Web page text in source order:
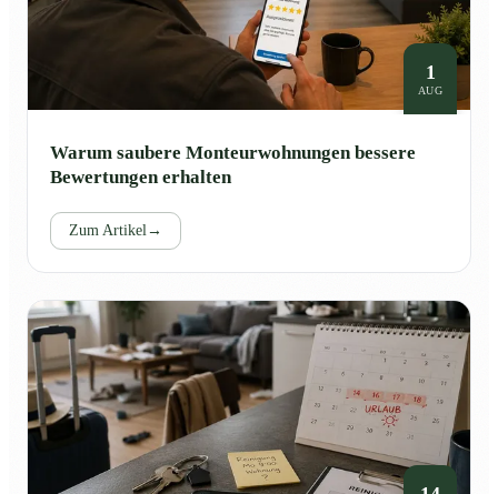
1
AUG
Warum saubere Monteurwohnungen bessere
Bewertungen erhalten
Zum Artikel→